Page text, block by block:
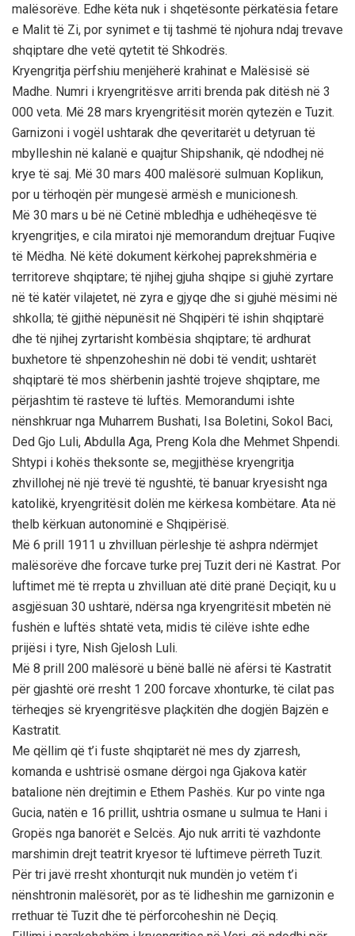
malësorëve. Edhe këta nuk i shqetësonte përkatësia fetare
e Malit të Zi, por synimet e tij tashmë të njohura ndaj trevave
shqiptare dhe vetë qytetit të Shkodrës.
Kryengritja përfshiu menjëherë krahinat e Malësisë së
Madhe. Numri i kryengritësve arriti brenda pak ditësh në 3
000 veta. Më 28 mars kryengritësit morën qytezën e Tuzit.
Garnizoni i vogël ushtarak dhe qeveritarët u detyruan të
mbylleshin në kalanë e quajtur Shipshanik, që ndodhej në
krye të saj. Më 30 mars 400 malësorë sulmuan Koplikun,
por u tërhoqën për mungesë armësh e municionesh.
Më 30 mars u bë në Cetinë mbledhja e udhëheqësve të
kryengritjes, e cila miratoi një memorandum drejtuar Fuqive
të Mëdha. Në këtë dokument kërkohej paprekshmëria e
territoreve shqiptare; të njihej gjuha shqipe si gjuhë zyrtare
në të katër vilajetet, në zyra e gjyqe dhe si gjuhë mësimi në
shkolla; të gjithë nëpunësit në Shqipëri të ishin shqiptarë
dhe të njihej zyrtarisht kombësia shqiptare; të ardhurat
buxhetore të shpenzoheshin në dobi të vendit; ushtarët
shqiptarë të mos shërbenin jashtë trojeve shqiptare, me
përjashtim të rasteve të luftës. Memorandumi ishte
nënshkruar nga Muharrem Bushati, Isa Boletini, Sokol Baci,
Ded Gjo Luli, Abdulla Aga, Preng Kola dhe Mehmet Shpendi.
Shtypi i kohës theksonte se, megjithëse kryengritja
zhvillohej në një trevë të ngushtë, të banuar kryesisht nga
katolikë, kryengritësit dolën me kërkesa kombëtare. Ata në
thelb kërkuan autonominë e Shqipërisë.
Më 6 prill 1911 u zhvilluan përleshje të ashpra ndërmjet
malësorëve dhe forcave turke prej Tuzit deri në Kastrat. Por
luftimet më të rrepta u zhvilluan atë ditë pranë Deçiqit, ku u
asgjësuan 30 ushtarë, ndërsa nga kryengritësit mbetën në
fushën e luftës shtatë veta, midis të cilëve ishte edhe
prijësi i tyre, Nish Gjelosh Luli.
Më 8 prill 200 malësorë u bënë ballë në afërsi të Kastratit
për gjashtë orë rresht 1 200 forcave xhonturke, të cilat pas
tërheqjes së kryengritësve plaçkitën dhe dogjën Bajzën e
Kastratit.
Me qëllim që t’i fuste shqiptarët në mes dy zjarresh,
komanda e ushtrisë osmane dërgoi nga Gjakova katër
batalione nën drejtimin e Ethem Pashës. Kur po vinte nga
Gucia, natën e 16 prillit, ushtria osmane u sulmua te Hani i
Gropës nga banorët e Selcës. Ajo nuk arriti të vazhdonte
marshimin drejt teatrit kryesor të luftimeve përreth Tuzit.
Për tri javë rresht xhonturqit nuk mundën jo vetëm t’i
nënshtronin malësorët, por as të lidheshin me garnizonin e
rrethuar të Tuzit dhe të përforcoheshin në Deçiq.